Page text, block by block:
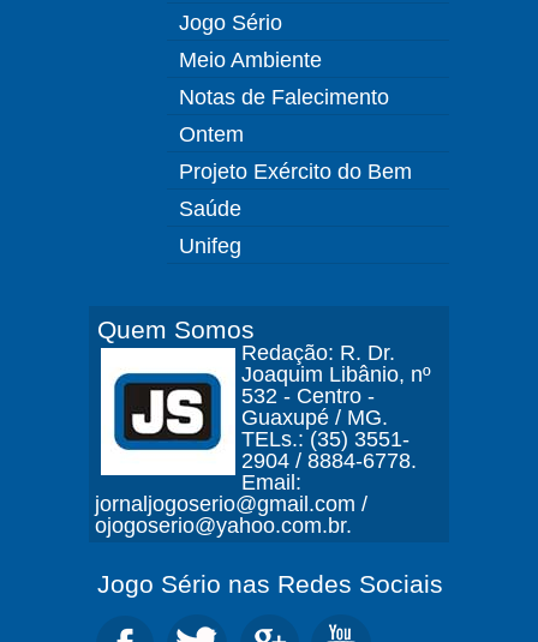
Jogo Sério
Meio Ambiente
Notas de Falecimento
Ontem
Projeto Exército do Bem
Saúde
Unifeg
Quem Somos
Redação: R. Dr.
Joaquim Libânio, nº
532 - Centro -
Guaxupé / MG.
TELs.: (35) 3551-
2904 / 8884-6778.
Email:
jornaljogoserio@gmail.com /
ojogoserio@yahoo.com.br.
Jogo Sério nas Redes Sociais